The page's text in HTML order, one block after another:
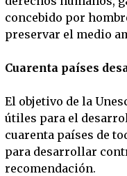
concebido por
preservar el medio
Cuarenta países
El objetivo de la
útiles para el
cuarenta países de
para desarrollar
recomendación.